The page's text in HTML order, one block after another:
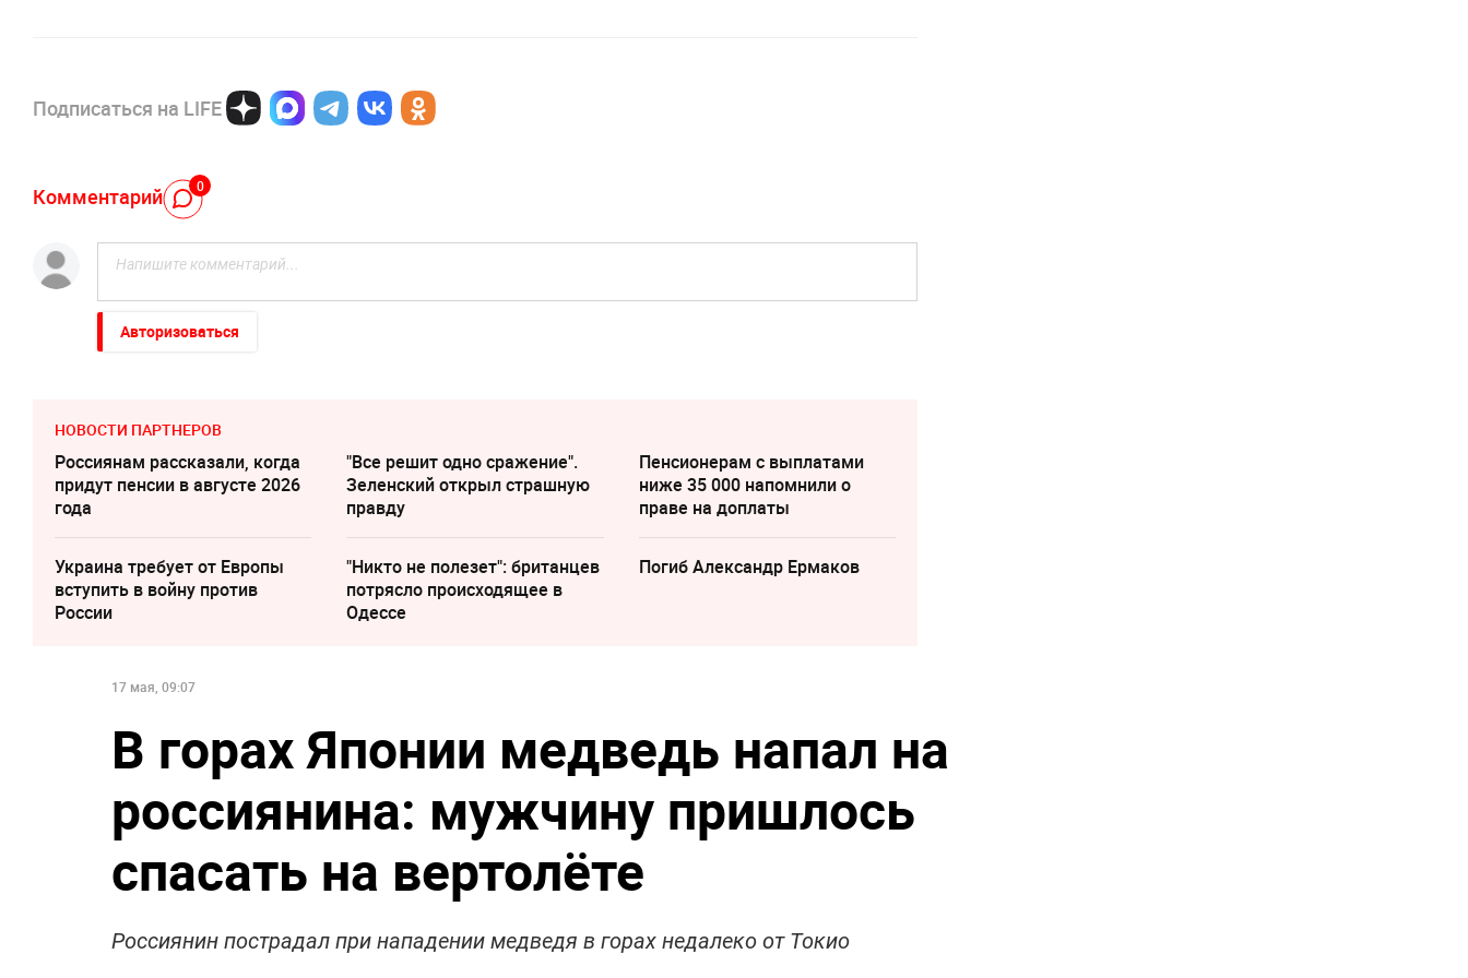
Подписаться на LIFE
Комментарий 0
Авторизоваться
НОВОСТИ ПАРТНЕРОВ
Россиянам рассказали, когда
придут пенсии в августе 2026
года
"Все решит одно сражение".
Зеленский открыл страшную
правду
Пенсионерам с выплатами
ниже 35 000 напомнили о
праве на доплаты
Украина требует от Европы
вступить в войну против
России
"Никто не полезет": британцев
потрясло происходящее в
Одессе
Погиб Александр Ермаков
17 мая, 09:07
В горах Японии медведь напал на
россиянина: мужчину пришлось
спасать на вертолёте
Россиянин пострадал при нападении медведя в горах недалеко от Токио